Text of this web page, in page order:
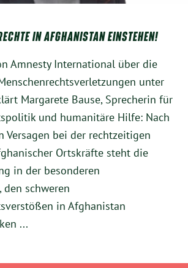
IN AFGHANISTAN EINSTEHEN!
Amnesty International über die
unter
Margarete Bause, Sprecherin für
und humanitäre Hilfe: Nach
Versagen bei der rechtzeitigen
Ortskräfte steht die
in der besonderen
schweren
in Afghanistan
...